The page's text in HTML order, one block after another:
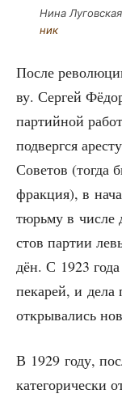
Нина
ник
После
ву. Сер­гей
пар­тий­ной
под­верг­ся
Сове­тов (тогда
фрак­ция), в
тюрь­му в чис­ле
стов пар­тии
дён. С 1923
пека­рей, и дела
откры­ва­лись
В 1929 году,
кате­го­ри­че­ски